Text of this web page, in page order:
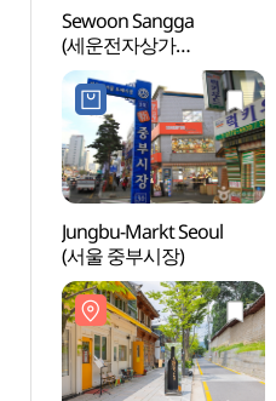
Sewoon Sangga
(세운전자상가
(세운전자플라자))
Jungbu-Markt Seoul
(서울 중부시장)